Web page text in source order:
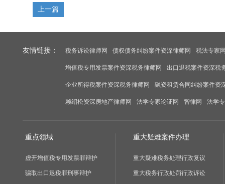
上一篇
友情链接： 税务诉讼律师网 债权债务纠纷案件资深律师网 税法专家
增值税专用发票案件资深税务律师网 出口退税案件资深税
企业所得税案件资深税务律师网 融资租赁合同纠纷案件资
赖绍松资深房地产律师网 法学专家论证网 智律网 法学
重点领域
虚开增值税专用发票罪辩护
骗取出口退税罪刑事辩护
重大疑难案件办理
重大疑难税务处理行政复议
重大税务行政处罚行政诉讼